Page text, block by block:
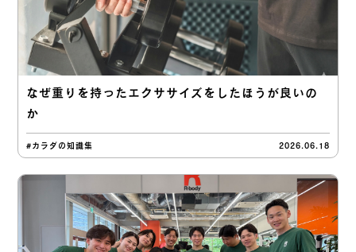
なぜ重りを持ったエクササイズをしたほうが良いの
か
#カラダの知識集 2026.06.18